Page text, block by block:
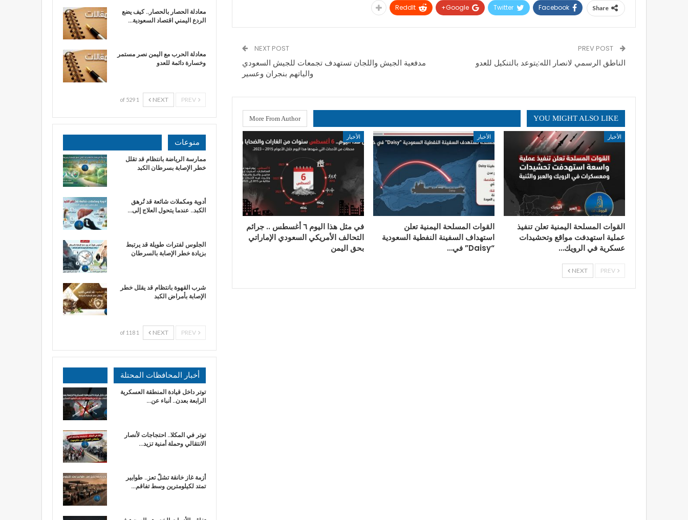
Share
Facebook
Twitter
Google+
ReddIt
الناطق الرسمي لانصار الله:يتوعد بالتنكيل للعدو
NEXT POST
مدفعية الجيش واللجان تستهدف تجمعات للجيش السعودي
والياتهم بنجران وعسير
YOU MIGHT ALSO LIKE
More From Author
الأخبار
القوات المسلحة اليمنية تعلن تنفيذ
عملية استهدفت مواقع وتحشيدات
عسكرية في الرويك…
الأخبار
القوات المسلحة اليمنية تعلن
استهداف السفينة النفطية السعودية
“Daisy” في…
الأخبار
في مثل هذا اليوم ٦ أغسطس .. جرائم
التحالف الأمريكي السعودي الإماراتي
بحق اليمن
NEXT
معادلة الحصار بالحصار.. كيف يضع
الردع اليمني اقتصاد السعودية…
​معادلة الحرب مع اليمن نصر مستمر
وخسارة دائمة للعدو
NEXT
1 of 529
منوعات
ممارسة الرياضة بانتظام قد تقلل
خطر الإصابة بسرطان الكبد
أدوية ومكملات شائعة قد تُرهق
الكبد.. عندما يتحول العلاج إلى…
الجلوس لفترات طويلة قد يرتبط
بزيادة خطر الإصابة بالسرطان
شرب القهوة بانتظام قد يقلل خطر
الإصابة بأمراض الكبد
NEXT
1 of 118
أخبار المحافظات المحتلة
توتر داخل قيادة المنطقة العسكرية
الرابعة بعدن.. أنباء عن…
توتر في المكلا.. احتجاجات لأنصار
الانتقالي وحملة أمنية تزيد…
أزمة غاز خانقة تشلّ تعز.. طوابير
تمتد لكيلومترين وسط تفاقم…